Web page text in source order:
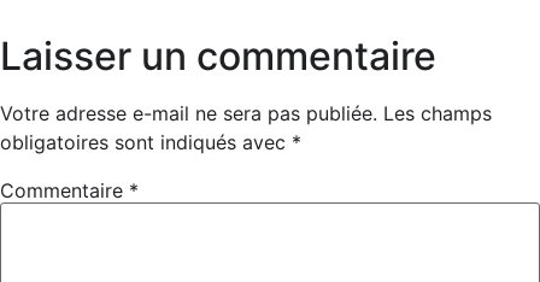
Laisser un commentaire
Votre adresse e-mail ne sera pas publiée. Les champs
obligatoires sont indiqués avec *
Commentaire *